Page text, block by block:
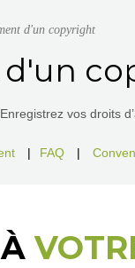
d'un copyright
vos droits
| FAQ |
À